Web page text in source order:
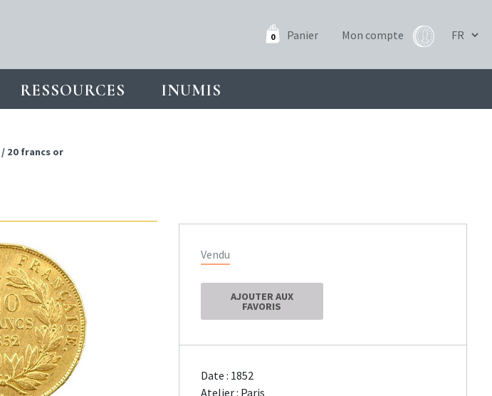
0 Panier Mon compte
RESSOURCES INUMIS
/ 20 francs or
Vendu
AJOUTER AUX
FAVORIS
Date : 1852
Atelier : Paris